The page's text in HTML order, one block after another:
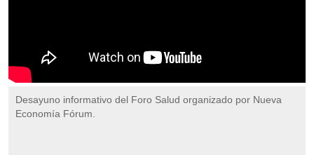
Desayuno informativo del Foro Salud organizado por Nueva
Economía Fórum.